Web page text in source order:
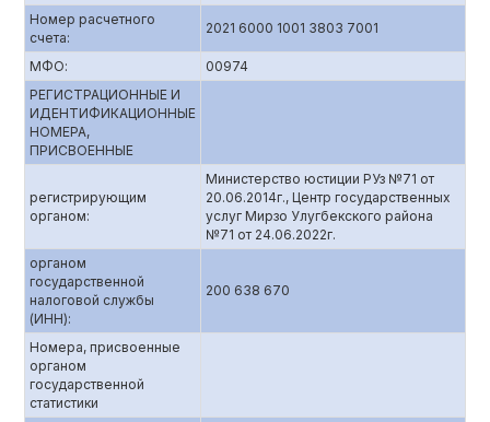
Номер расчетного
счета:
2021 6000 1001 3803 7001
МФО:
00974
РЕГИСТРАЦИОННЫЕ И
ИДЕНТИФИКАЦИОННЫЕ
НОМЕРА,
ПРИСВОЕННЫЕ
регистрирующим
органом:
Министерство юстиции РУз №71 от
20.06.2014г., Центр государственных
услуг Мирзо Улугбекского района
№71 от 24.06.2022г.
органом
государственной
налоговой службы
(ИНН):
200 638 670
Номера, присвоенные
органом
государственной
статистики